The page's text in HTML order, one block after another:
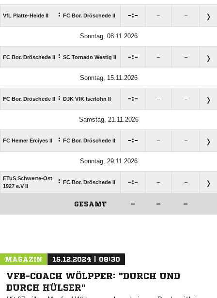
VfL Platte-Heide II : FC Bor. Dröschede II : – –
Sonntag, 08.11.2026
FC Bor. Dröschede II : SC Tornado Westig II : – –
Sonntag, 15.11.2026
FC Bor. Dröschede II : DJK VfK Iserlohn II : – –
Samstag, 21.11.2026
FC Hemer Erciyes II : FC Bor. Dröschede II : – –
Sonntag, 29.11.2026
ETuS Schwerte-Ost
1927 e.V II
: FC Bor. Dröschede II : – –
GESAMT – – –
MAGAZIN 15.12.2024 | 08:30
VFB-COACH WÖLPPER: "DURCH UND
DURCH HÜLSER"